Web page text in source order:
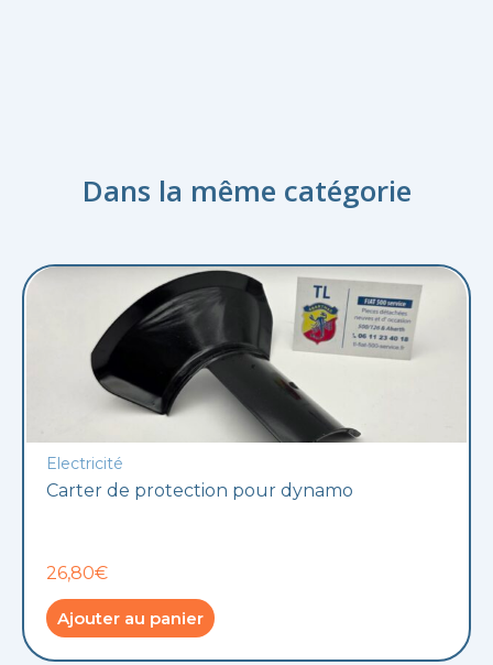
Dans la même catégorie
Electricité
Carter de protection pour dynamo
26,80€
Ajouter au panier